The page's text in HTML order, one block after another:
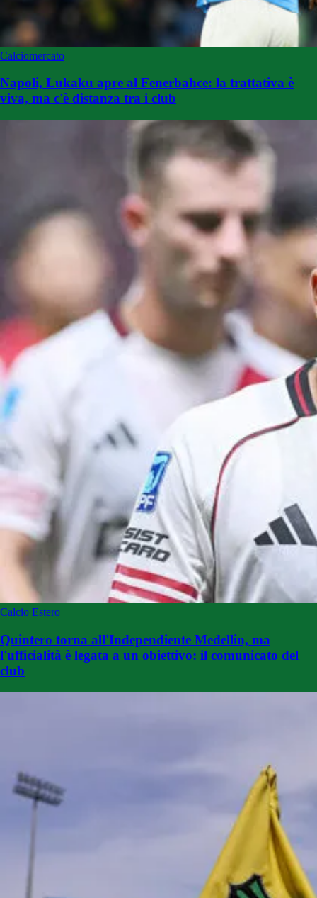
Calciomercato
Napoli, Lukaku apre al Fenerbahce: la trattativa è
viva, ma c'è distanza tra i club
Calcio Estero
Quintero torna all'Independiente Medellin, ma
l'ufficialità è legata a un obiettivo: il comunicato del
club